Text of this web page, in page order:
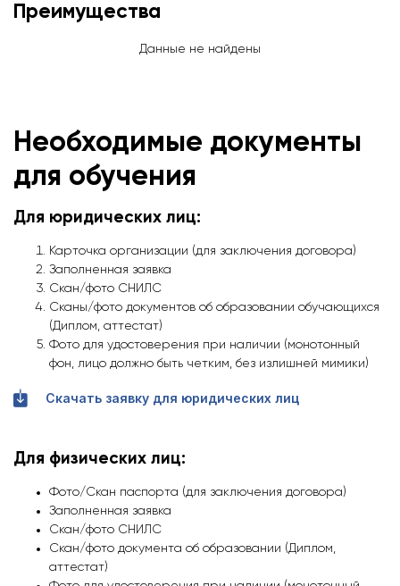
Преимущества
Данные не найдены
Необходимые документы
для обучения
Для юридических лиц:
Карточка организации (для заключения договора)
Заполненная заявка
Скан/фото СНИЛС
Сканы/фото документов об образовании обучающихся
(Диплом, аттестат)
Фото для удостоверения при наличии (монотонный
фон, лицо должно быть четким, без излишней мимики)
Скачать заявку для юридических лиц
Для физических лиц:
Фото/Скан паспорта (для заключения договора)
Заполненная заявка
Скан/фото СНИЛС
Скан/фото документа об образовании (Диплом,
аттестат)